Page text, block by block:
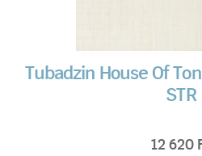
Tubadzin House Of
STR
12 620